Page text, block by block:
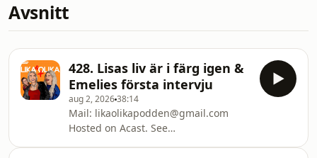
Avsnitt
428. Lisas liv är i färg igen &
Emelies första intervju
aug 2, 202638:14
Mail: likaolikapodden@gmail.com
Hosted on Acast. See